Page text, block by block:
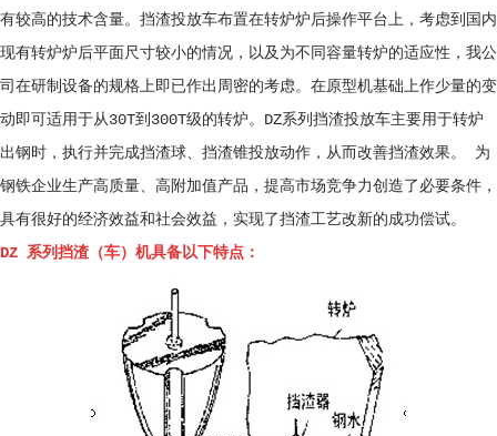
有较高的技术含量。挡渣投放车布置在转炉炉后操作平台上，考虑到国内
现有转炉炉后平面尺寸较小的情况，以及为不同容量转炉的适应性，我公
司在研制设备的规格上即已作出周密的考虑。在原型机基础上作少量的变
动即可适用于从30T到300T级的转炉。DZ系列挡渣投放车主要用于转炉
出钢时，执行并完成挡渣球、挡渣锥投放动作，从而改善挡渣效果。 为
钢铁企业生产高质量、高附加值产品，提高市场竞争力创造了必要条件，
具有很好的经济效益和社会效益，实现了挡渣工艺改新的成功偿试。
DZ 系列挡渣（车）机具备以下特点：